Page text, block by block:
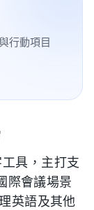
行動項目
具，主打支
際會議場景
英語及其他